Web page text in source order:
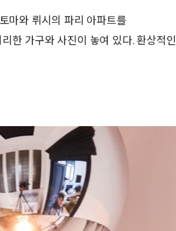
마와 뤼시의 파리 아파트를
한 가구와 사진이 놓여 있다. 환상적인